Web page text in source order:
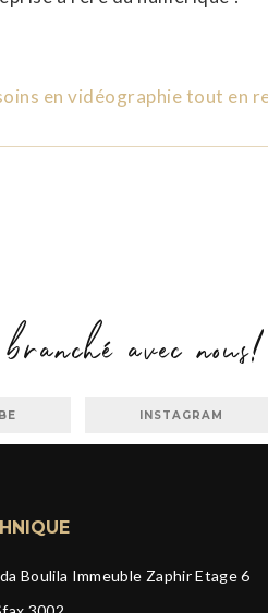
en vidéographie tout en
avec nous!
INSTAGRAM
Boulila Immeuble Zaphir Etage 6